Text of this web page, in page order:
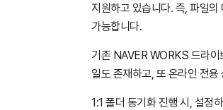
지원하고 있습니다. 즉, 파일
가능합니다.
기존 NAVER WORKS 드라이
일도 존재하고, 또 온라인 전
1:1 폴더 동기화 진행 시, 설정